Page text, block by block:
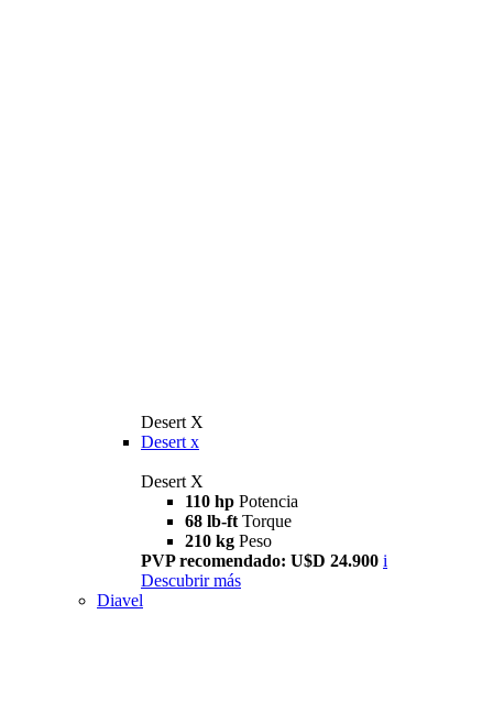
Desert X
Desert x
Desert X
110 hp Potencia
68 lb-ft Torque
210 kg Peso
PVP recomendado: U$D 24.900 i
Descubrir más
Diavel